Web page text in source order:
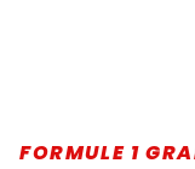
FORMULE 1